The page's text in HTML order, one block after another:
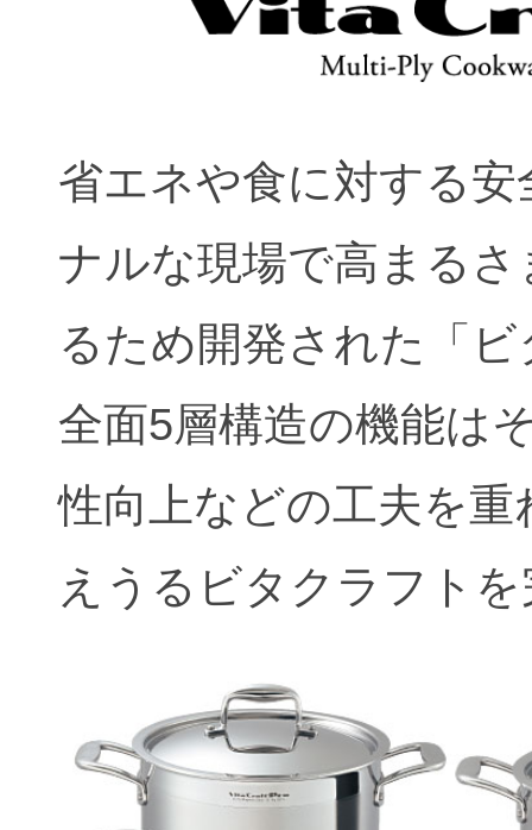
省エネや食に対する
ナルな現場で高まる
るため開発された「
全面5層構造の機能は
性向上などの工夫を
えうるビタクラフト